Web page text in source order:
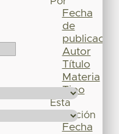
Fecha
de
publicación
Autor
Título
Materia
Tipo
Esta
colección
Fecha